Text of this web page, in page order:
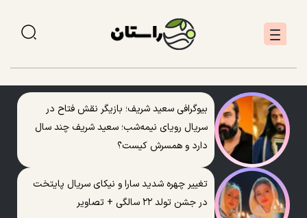
بیوگرافی سعید شریف؛ بازیگر نقش فتاح در
سریال رویای نیمه‌شب؛ سعید شریف چند سال
دارد و همسرش کیست؟
تغییر چهره شدید سارا و نیکای سریال پایتخت
در جشن تولد ۲۲ سالگی + تصاویر